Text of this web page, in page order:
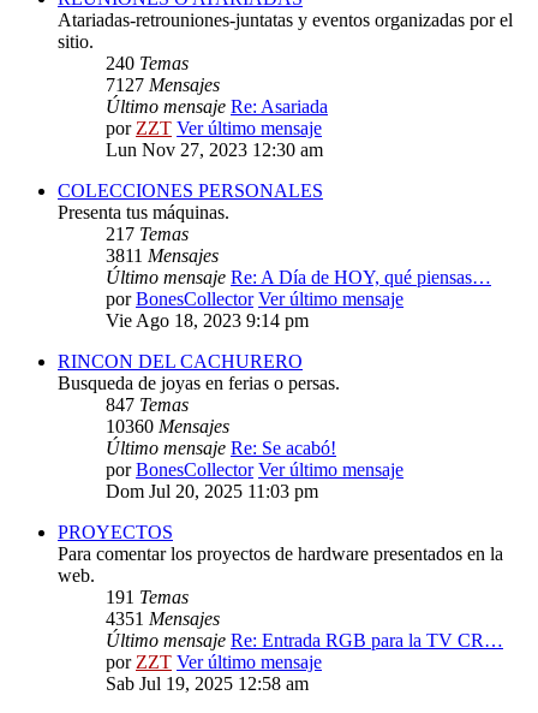
Atariadas-retrouniones-juntatas y eventos organizadas por el
sitio.
240 Temas
7127 Mensajes
Último mensaje Re: Asariada
porZZT Ver último mensaje
Lun Nov 27, 2023 12:30 am
COLECCIONES PERSONALES
Presenta tus máquinas.
217 Temas
3811 Mensajes
Último mensaje Re: A Día de HOY, qué piensas…
porBonesCollector Ver último mensaje
Vie Ago 18, 2023 9:14 pm
RINCON DEL CACHURERO
Busqueda de joyas en ferias o persas.
847 Temas
10360 Mensajes
Último mensaje Re: Se acabó!
porBonesCollector Ver último mensaje
Dom Jul 20, 2025 11:03 pm
PROYECTOS
Para comentar los proyectos de hardware presentados en la
web.
191 Temas
4351 Mensajes
Último mensaje Re: Entrada RGB para la TV CR…
porZZT Ver último mensaje
Sab Jul 19, 2025 12:58 am